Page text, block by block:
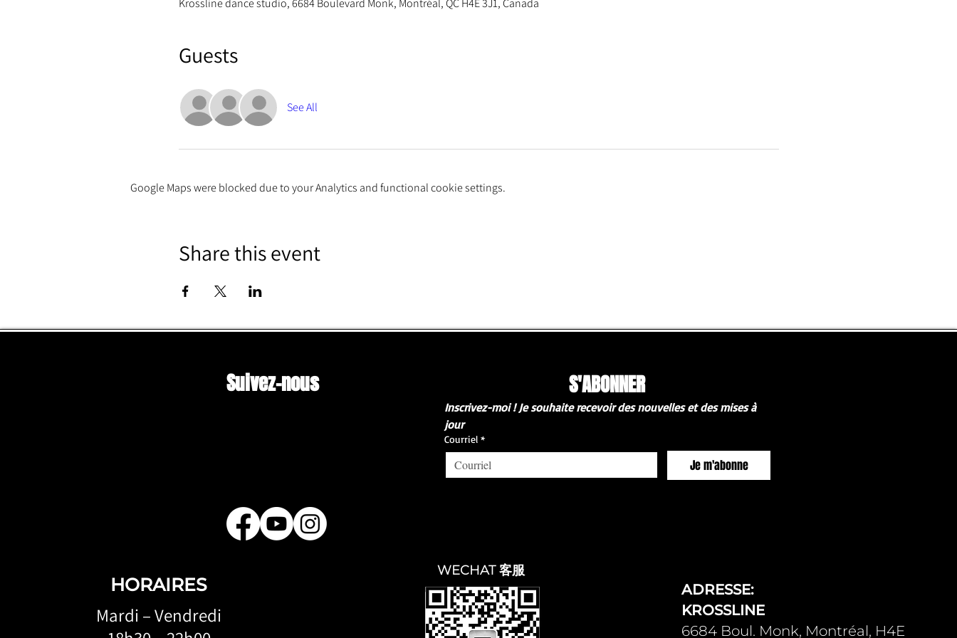
Krossline dance studio, 6684 Boulevard Monk, Montréal, QC H4E 3J1, Canada
Guests
See All
Google Maps were blocked due to your Analytics and functional cookie settings.
Share this event
Suivez-nous S'ABONNER
Inscrivez-moi ! Je souhaite recevoir des nouvelles et des mises à
jour
Courriel *
Je m'abonne
HORAIRES
Mardi – Vendredi
WECHAT 客服
ADRESSE:
KROSSLINE
6684 Boul. Monk, Montréal, H4E